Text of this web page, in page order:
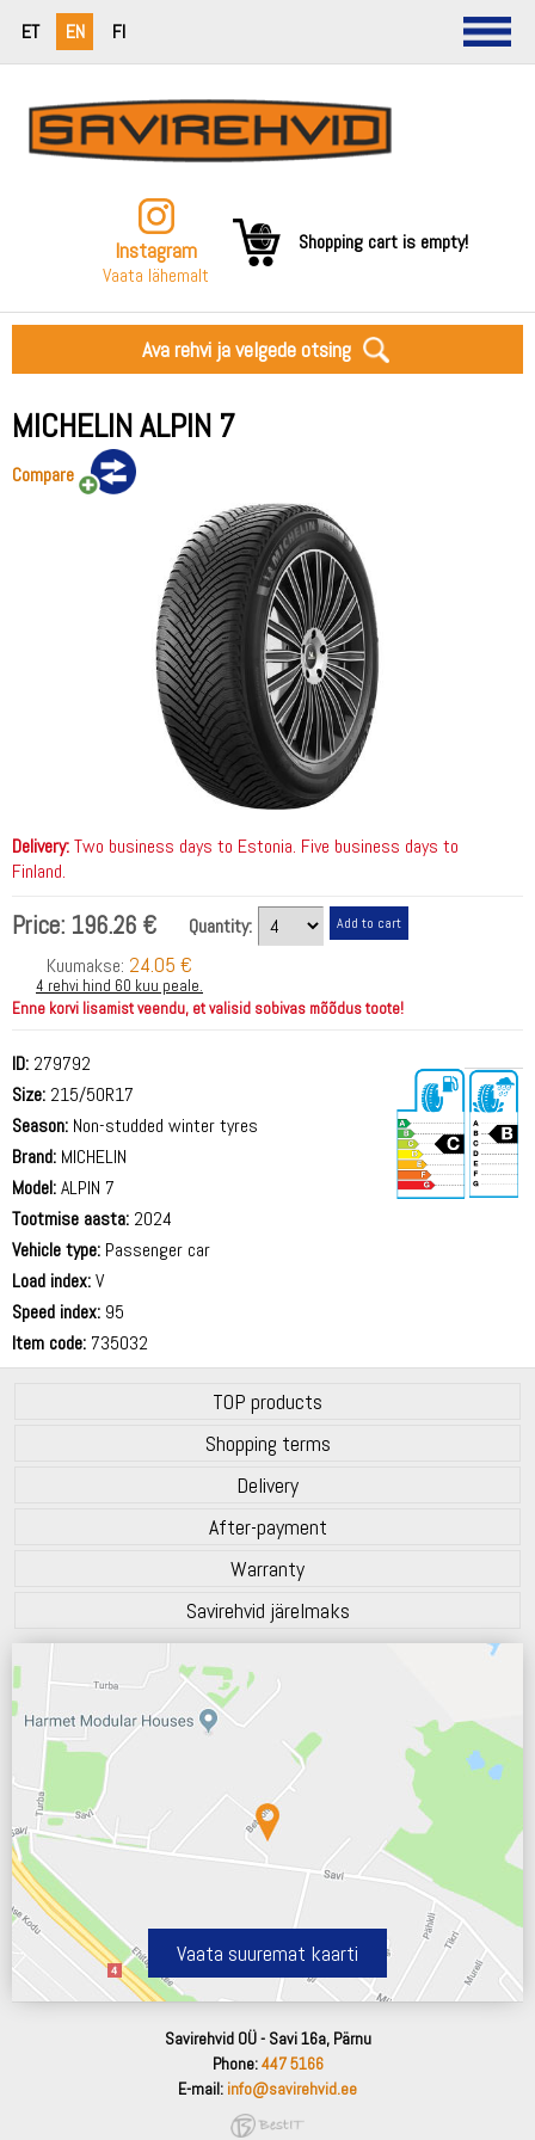
ET EN FI
Instagram
Vaata lähemalt
Shopping cart is empty!
Ava rehvi ja velgede otsing
MICHELIN ALPIN 7
Compare
Delivery:Two business days to Estonia. Five business days to
Finland.
Price: 196.26 €
Quantity:
Kuumakse: 24.05 €
4 rehvi hind 60 kuu peale.
Enne korvi lisamist veendu, et valisid sobivas mõõdus toote!
ID: 279792
Size: 215/50R17
Season: Non-studded winter tyres
Brand: MICHELIN
Model:ALPIN 7
Tootmise aasta: 2024
Vehicle type: Passenger car
Load index:V
Speed index: 95
Item code: 735032
TOP products
Shopping terms
Delivery
After-payment
Warranty
Savirehvid järelmaks
Vaata suuremat kaarti
Savirehvid OÜ - Savi 16a, Pärnu
Phone:447 5166
E-mail: info@savirehvid.ee